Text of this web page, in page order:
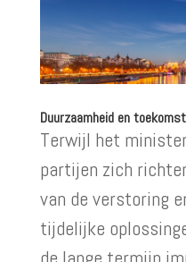
Duurzaamheid en
Terwijl het
partijen zich
van de verstoring
tijdelijke